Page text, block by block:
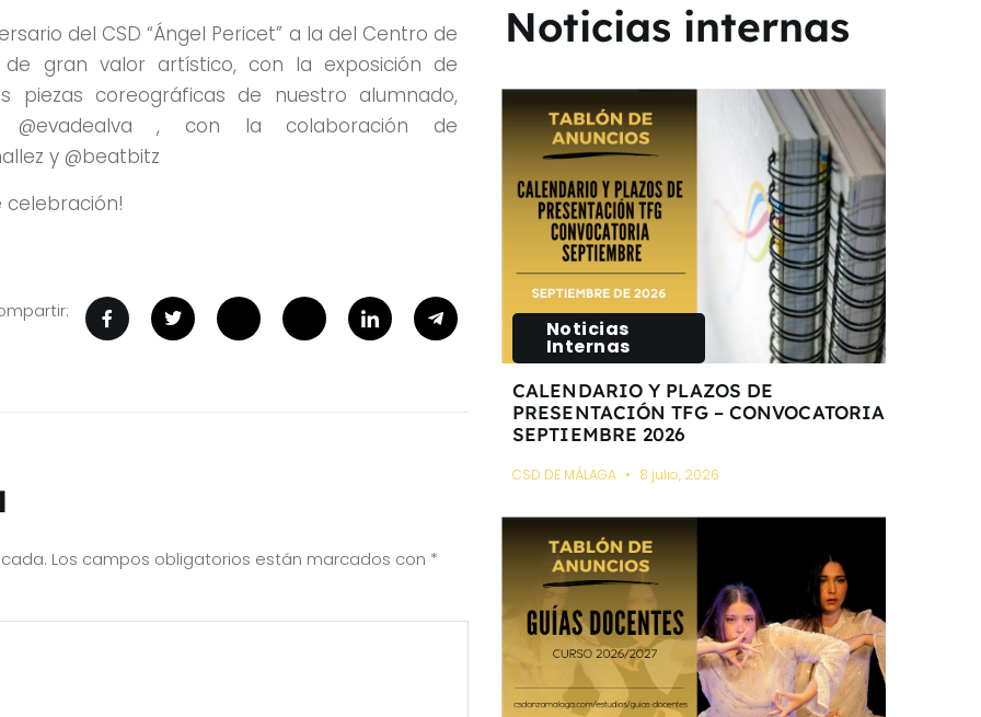
del CSD “Ángel Pericet” a la del Centro de
gran valor artístico, con la exposición de
piezas coreográficas de nuestro alumnado,
, con la colaboración de
y @beatbitz
celebración!
Los campos obligatorios están marcados con *
Noticias internas
Noticias
Internas
CALENDARIO Y PLAZOS DE
PRESENTACIÓN TFG – CONVOCATORIA
SEPTIEMBRE 2026
CSD DE MÁLAGA 8 julio, 2026